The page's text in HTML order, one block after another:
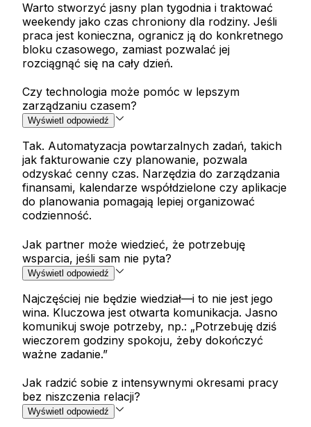
Warto stworzyć jasny plan tygodnia i traktować
weekendy jako czas chroniony dla rodziny. Jeśli
praca jest konieczna, ogranicz ją do konkretnego
bloku czasowego, zamiast pozwalać jej
rozciągnąć się na cały dzień.
Czy technologia może pomóc w lepszym
zarządzaniu czasem?
Wyświetl odpowiedź
Tak. Automatyzacja powtarzalnych zadań, takich
jak fakturowanie czy planowanie, pozwala
odzyskać cenny czas. Narzędzia do zarządzania
finansami, kalendarze współdzielone czy aplikacje
do planowania pomagają lepiej organizować
codzienność.
Jak partner może wiedzieć, że potrzebuję
wsparcia, jeśli sam nie pyta?
Wyświetl odpowiedź
Najczęściej nie będzie wiedział—i to nie jest jego
wina. Kluczowa jest otwarta komunikacja. Jasno
komunikuj swoje potrzeby, np.: „Potrzebuję dziś
wieczorem godziny spokoju, żeby dokończyć
ważne zadanie.”
Jak radzić sobie z intensywnymi okresami pracy
bez niszczenia relacji?
Wyświetl odpowiedź